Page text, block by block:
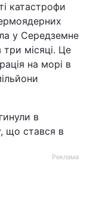
катастрофи
у Середземне
місяці. Це
на морі в
в
що стався в
Реклама